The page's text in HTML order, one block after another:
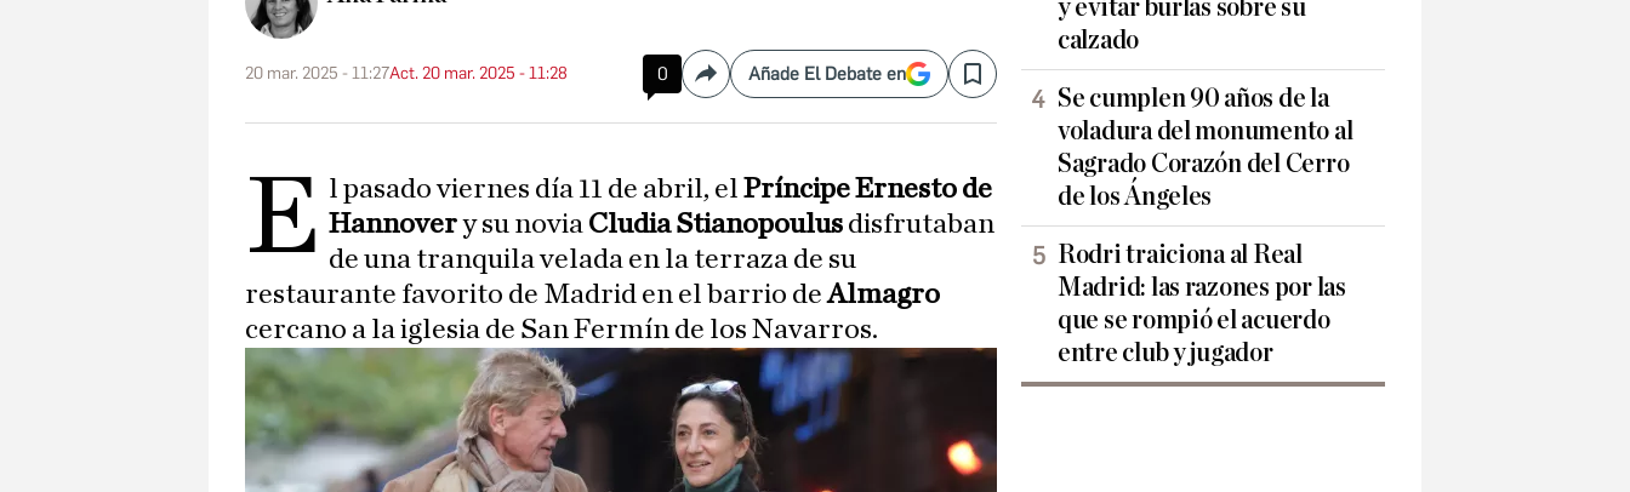
20 mar. 2025 - 11:27Act. 20 mar. 2025 - 11:28 0 CompartirAñade El Debate en Save
E l pasado viernes día 11 de abril, elPríncipe Ernesto de
Hannovery su novia Cludia Stianopoulus disfrutaban
de una tranquila velada en la terraza de su
restaurante favorito de Madrid en el barrio deAlmagro
cercano a la iglesia de San Fermín de los Navarros.
y evitar burlas sobre su
calzado
Se cumplen 90 años de la
voladura del monumento al
Sagrado Corazón del Cerro
de los Ángeles
Rodri traiciona al Real
Madrid: las razones por las
que se rompió el acuerdo
entre club y jugador